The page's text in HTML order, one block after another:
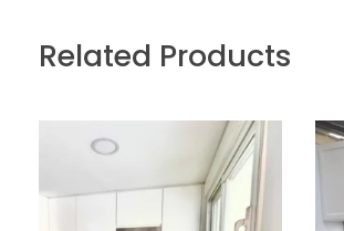
Related Products